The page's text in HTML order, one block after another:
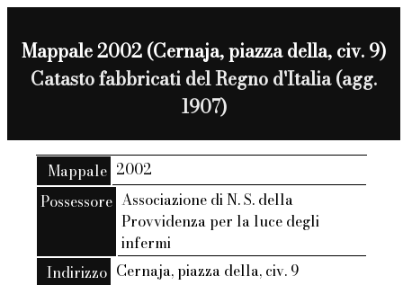
Mappale 2002 (Cernaja, piazza della, civ. 9)
Catasto fabbricati del Regno d'Italia (agg.
1907)
Mappale 2002
Possessore Associazione di N. S. della
Provvidenza per la luce degli
infermi
Indirizzo Cernaja, piazza della, civ. 9